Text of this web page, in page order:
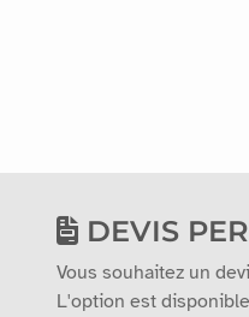
DEVIS
Vous souhaitez un
L'option est